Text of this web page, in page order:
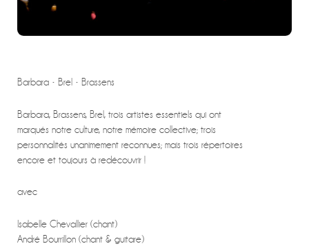
Barbara • Brel • Brassens
Barbara, Brassens, Brel, trois artistes essentiels qui ont
marqués notre culture, notre mémoire collective; trois
personnalités unanimement reconnues; mais trois répertoires
encore et toujours à redécouvrir !
avec
Isabelle Chevallier (chant)
André Bourrillon (chant & guitare)